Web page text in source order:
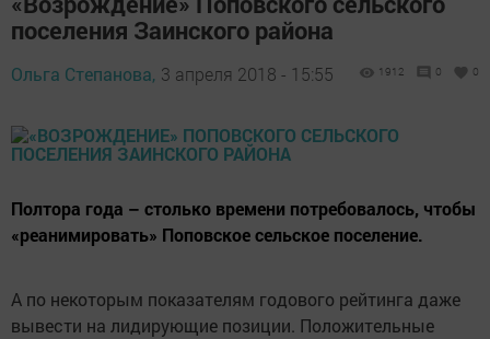
поселения Заинского района
Ольга Степанова, 3 апреля 2018 - 15:55 1912 0 0
Полтора года – столько времени потребовалось, чтобы
«реанимировать» Поповское сельское поселение.
А по некоторым показателям годового рейтинга даже
вывести на лидирующие позиции. Положительные